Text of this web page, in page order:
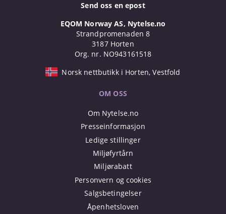
Send oss en epost
EQOM Norway AS, Nytelse.no
Strandpromenaden 8
3187 Horten
Org. nr. NO943161518
Norsk nettbutikk i Horten, Vestfold
OM OSS
Om Nytelse.no
Presseinformasjon
Ledige stillinger
Miljøfyrtårn
Miljørabatt
Personvern og cookies
Salgsbetingelser
Åpenhetsloven